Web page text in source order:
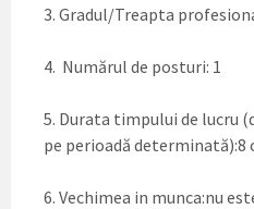
3. Gradul/Treapta
4. Numărul de posturi: 1
5. Durata timpului de lucru
pe perioadă determinată):8
6. Vechimea in munca:nu